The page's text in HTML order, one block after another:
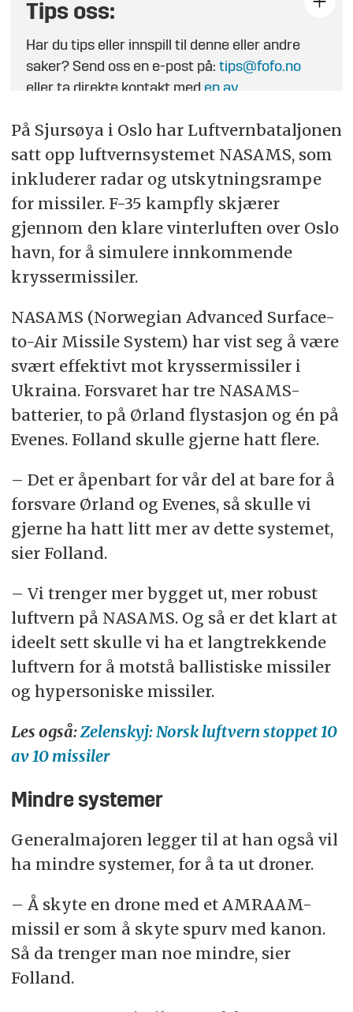
Tips oss:
Har du tips eller innspill til denne eller andre
saker? Send oss en e-post på:tips@fofo.no
eller ta direkte kontakt med en av
På Sjursøya i Oslo har Luftvernbataljonen
satt opp luftvernsystemet NASAMS, som
inkluderer radar og utskytningsrampe
for missiler. F-35 kampfly skjærer
gjennom den klare vinterluften over Oslo
havn, for å simulere innkommende
kryssermissiler.
NASAMS (Norwegian Advanced Surface-
to-Air Missile System) har vist seg å være
svært effektivt mot kryssermissiler i
Ukraina. Forsvaret har tre NASAMS-
batterier, to på Ørland flystasjon og én på
Evenes. Folland skulle gjerne hatt flere.
– Det er åpenbart for vår del at bare for å
forsvare Ørland og Evenes, så skulle vi
gjerne ha hatt litt mer av dette systemet,
sier Folland.
– Vi trenger mer bygget ut, mer robust
luftvern på NASAMS. Og så er det klart at
ideelt sett skulle vi ha et langtrekkende
luftvern for å motstå ballistiske missiler
og hypersoniske missiler.
Les også:Zelenskyj: Norsk luftvern stoppet 10
av 10 missiler
Mindre systemer
Generalmajoren legger til at han også vil
ha mindre systemer, for å ta ut droner.
– Å skyte en drone med et AMRAAM-
missil er som å skyte spurv med kanon.
Så da trenger man noe mindre, sier
Folland.